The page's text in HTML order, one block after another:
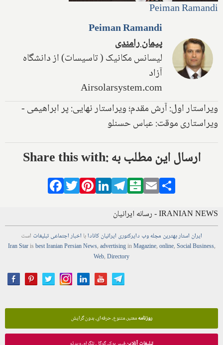
Peiman Ramandi
Peiman Ramandi
پیمان رامندی
لیسانس مکانیک ( تاسیسات) از دانشگاه
آزاد
Airsolarsystem.com
ویراستار اول: آرش مقدم؛ ویراستار نهایی: پر ابراهیمی -
ویراستاری موقت: عباس حسنلو
Share this with: ارسال این مطلب به
Facebook
TwitterPinterestLinkedIn
Telegram
Balatarin
Email
IRANIAN NEWS - رسانه ایرانیان
ایران استاربهترین مجلهوب دایرکتوری ایرانیان کانادابا اخباراجتماعیتبلیغات است
Iran Starisbest Iranian PersianNews,advertisinginMagazine,online,Social Business,
Web,Directory
روزنامهمعتبر، متنوع، حرفه‌ای، بدون گرایش